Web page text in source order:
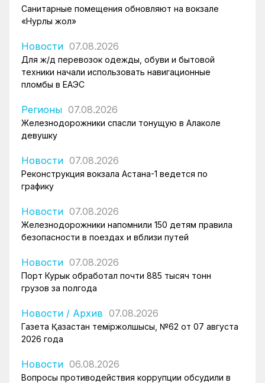
Санитарные помещения обновляют на вокзале
«Нурлы жол»
Новости 07.08.2026
Для ж/д перевозок одежды, обуви и бытовой
техники начали использовать навигационные
пломбы в ЕАЭС
Регионы 07.08.2026
Железнодорожники спасли тонущую в Алаколе
девушку
Новости 07.08.2026
Реконструкция вокзала Астана-1 ведется по
графику
Новости 07.08.2026
Железнодорожники напомнили 150 детям правила
безопасности в поездах и вблизи путей
Новости 07.08.2026
Порт Курык обработал почти 885 тысяч тонн
грузов за полгода
Новости / Архив 07.08.2026
Газета Қазақстан теміржолшысы, №62 от 07 августа
2026 года
Новости 06.08.2026
Вопросы противодействия коррупции обсудили в